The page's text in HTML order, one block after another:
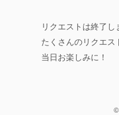
リクエストは終了し
たくさんのリクエス
当日お楽しみに！